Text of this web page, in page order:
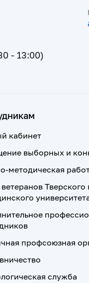
- 13:00)
кабинет
выборных и
методическая
Тверского
профсоюзная
служба